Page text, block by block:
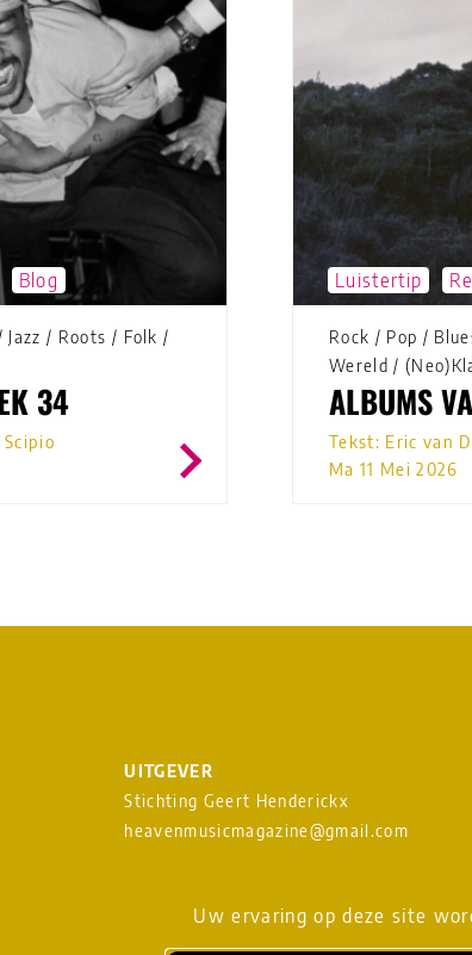
Uw ervaring op deze site
Blog
Jazz / Roots / Folk /
34
Luistertip
Rock / Pop /
Wereld /
ALBUMS
Tekst: Eric van
Ma 11 Mei 2026
UITGEVER
Stichting Geert Henderickx
heavenmusicmagazine@gmail.com